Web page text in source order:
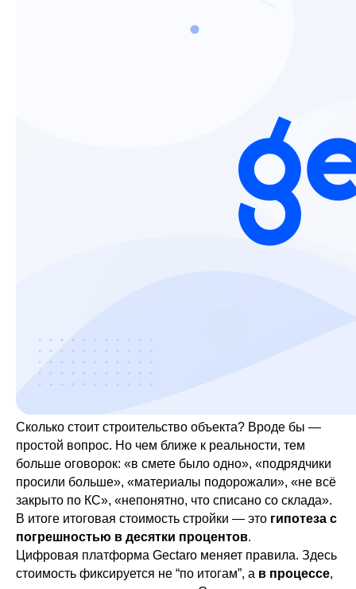
Сколько стоит строительство объекта? Вроде бы —
простой вопрос. Но чем ближе к реальности, тем
больше оговорок: «в смете было одно», «подрядчики
просили больше», «материалы подорожали», «не всё
закрыто по КС», «непонятно, что списано со склада».
В итоге итоговая стоимость стройки — это гипотеза с
погрешностью в десятки процентов.
Цифровая платформа Gectaro меняет правила. Здесь
стоимость фиксируется не “по итогам”, а в процессе,